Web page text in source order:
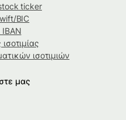
ticker
BIC
IBAN
ισοτιμίας
ισοτιμιών
μας